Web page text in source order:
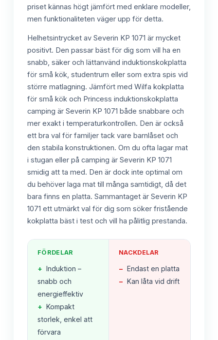
priset kännas högt jämfört med enklare modeller,
men funktionaliteten väger upp för detta.
Helhetsintrycket av Severin KP 1071 är mycket
positivt. Den passar bäst för dig som vill ha en
snabb, säker och lättanvänd induktionskokplatta
för små kök, studentrum eller som extra spis vid
större matlagning. Jämfört med Wilfa kokplatta
för små kök och Princess induktionskokplatta
camping är Severin KP 1071 både snabbare och
mer exakt i temperaturkontrollen. Den är också
ett bra val för familjer tack vare barnlåset och
den stabila konstruktionen. Om du ofta lagar mat
i stugan eller på camping är Severin KP 1071
smidig att ta med. Den är dock inte optimal om
du behöver laga mat till många samtidigt, då det
bara finns en platta. Sammantaget är Severin KP
1071 ett utmärkt val för dig som söker fristående
kokplatta bäst i test och vill ha pålitlig prestanda.
FÖRDELAR
+ Induktion –
snabb och
energieffektiv
+ Kompakt
storlek, enkel att
förvara
NACKDELAR
− Endast en platta
− Kan låta vid drift